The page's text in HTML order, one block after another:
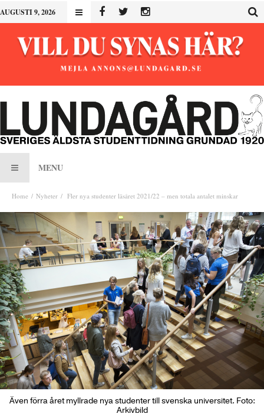
AUGUSTI 9, 2026
MENU
Home Nyheter Fler nya studenter läsåret 2021/22 – men totala antalet minskar
Även förra året myllrade nya studenter till svenska universitet. Foto:
Arkivbild